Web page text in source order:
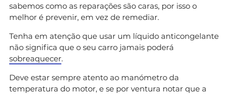
sabemos como as reparações são caras, por isso o
melhor é prevenir, em vez de remediar.
Tenha em atenção que usar um líquido anticongelante
não significa que o seu carro jamais poderá
sobreaquecer.
Deve estar sempre atento ao manómetro da
temperatura do motor, e se por ventura notar que a